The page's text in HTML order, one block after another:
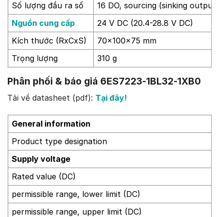
Số lượng đầu ra số
16 DO, sourcing (sinking
Nguồn cung cấp
24 V DC (20.4-28.8 V DC)
Kích thước (RxCxS)
70x100x75 mm
Trọng lượng
310 g
Phân phối & báo giá 6ES7223-1BL32-1XB0
Tải về datasheet (pdf): Tại đây!
General information
Product type designation
Supply voltage
Rated value (DC)
permissible range, lower limit (DC)
permissible range, upper limit (DC)